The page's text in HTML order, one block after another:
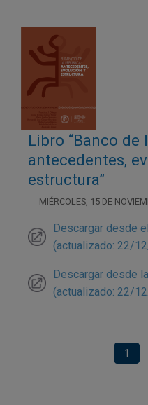
Libro “Banco de
antecedentes,
estructura”
MIÉRCOLES, 15 DE
Descargar desde
(actualizado: 22/
Descargar desde
(actualizado: 22/
1